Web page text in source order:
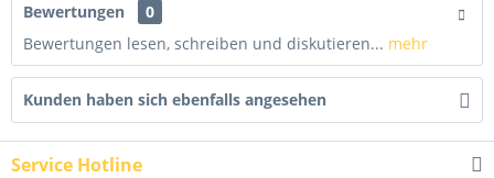
Bewertungen
0
Bewertungen lesen, schreiben und diskutieren... mehr
Kunden haben sich ebenfalls angesehen
Service Hotline